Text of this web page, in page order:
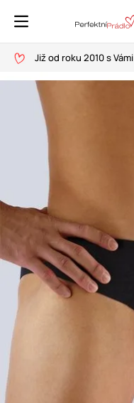
Již od roku 2010 s Vámi